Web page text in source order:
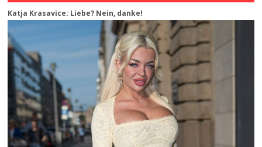
Katja Krasavice: Liebe? Nein, danke!